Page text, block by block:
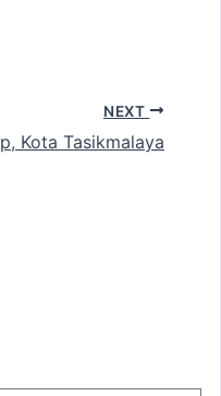
NEXT
Kota Tasikmalaya